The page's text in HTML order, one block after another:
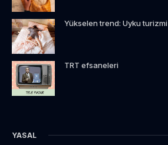
Yükselen trend: Uyku turizmi
TRT efsaneleri
YASAL